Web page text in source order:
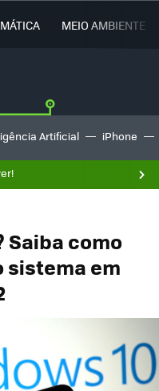
MEIO AMBIENTE
Artificial iPhone
Saiba como
em